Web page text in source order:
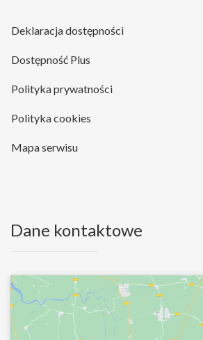
Deklaracja dostępności
Dostępność Plus
Polityka prywatności
Polityka cookies
Mapa serwisu
Dane kontaktowe